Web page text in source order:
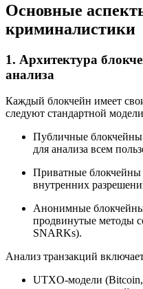
Основные
криминалистики
1. Архитектура
анализа
Каждый блокчейн имеет
следуют стандартной
Публичные
для анализа всем
Приватные
внутренних
Анонимные
продвинутые методы
SNARKs).
Анализ транзакций
UTXO-модели